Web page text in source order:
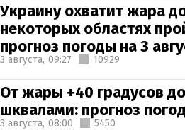
Украину охватит жара
некоторых областях
прогноз погоды на 3
3 августа, 09:27 10929
От жары +40 градусов
шквалами: прогноз
3 августа, 08:00 5450